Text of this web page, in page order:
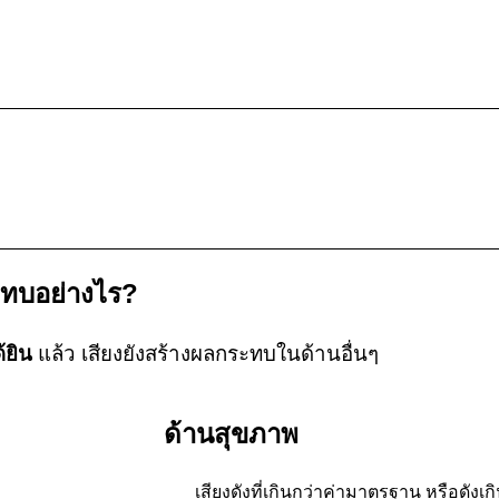
บอย่างไร?
ยิน แล้ว เสียงยังสร้างผลกระทบในด้านอื่นๆ
ด้านสุขภาพ
เสียงดังที่เกินกว่าค่ามาตรฐาน หรือดัง